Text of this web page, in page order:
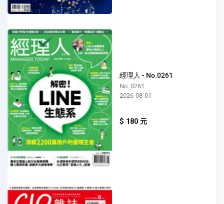
經理人 - No.0261
No. 0261
2026-08-01
$ 180 元